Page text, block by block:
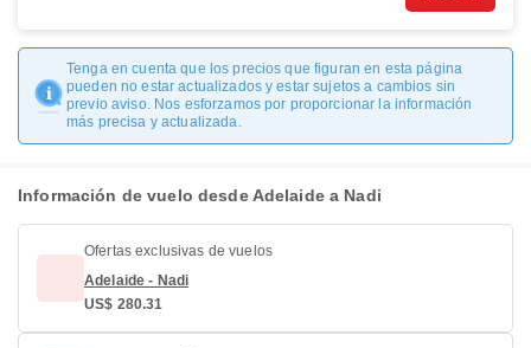
Tenga en cuenta que los precios que figuran en esta página
pueden no estar actualizados y estar sujetos a cambios sin
previo aviso. Nos esforzamos por proporcionar la información
más precisa y actualizada.
Información de vuelo desde Adelaide a Nadi
Ofertas exclusivas de vuelos
Adelaide - Nadi
US$ 280.31